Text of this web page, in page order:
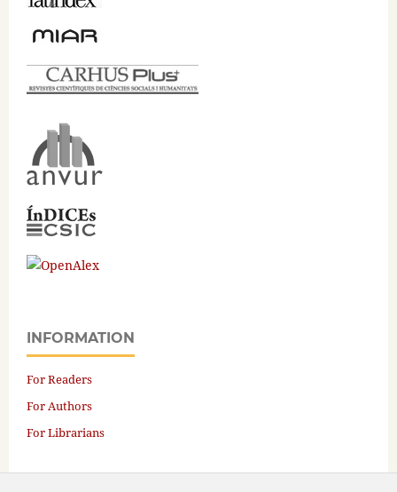
INFORMATION
For Readers
For Authors
For Librarians